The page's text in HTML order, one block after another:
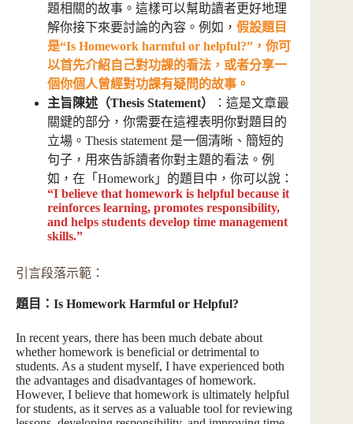
題相關的故事。這樣可以幫助讀者更好地理
解你接下來要討論的內容。例如， 假設題目
是“Is Homework harmful or helpful?”，你可
以首先介紹自己對功課的看法，或者分享一
個你個人曾經對功課有疑問的故事。
主旨陳述（Thesis Statement）
：這是文章最
關鍵的部分，你需要在這裡表明你對題目的
立場。Thesis statement 是一個清晰、簡短的
句子，用來告訴讀者你對主題的看法。例
如，在「Homework」的題目中，你可以說：
“I believe that homework is helpful because it
reinforces learning, promotes responsibility,
and helps students develop time management
skills.”
引言段落示範：
題目：Is Homework Harmful or Helpful?
In recent years, there has been much debate about
whether homework is beneficial or detrimental to
students. As a student myself, I have experienced both
the advantages and disadvantages of homework.
However, I believe that homework is ultimately helpful
for students, as it serves as a valuable tool for reviewing